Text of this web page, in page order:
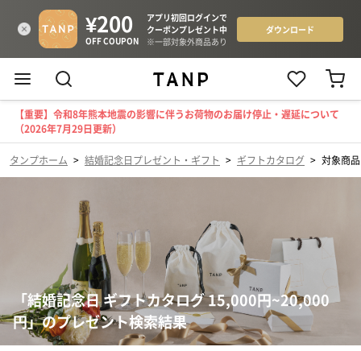
【重要】令和8年熊本地震の影響に伴うお荷物のお届け停止・遅延について
（2026年7月29日更新）
タンプホーム > 結婚記念日プレゼント・ギフト > ギフトカタログ > 対象商
「結婚記念日 ギフトカタログ 15,000円~20,000
円」のプレゼント検索結果